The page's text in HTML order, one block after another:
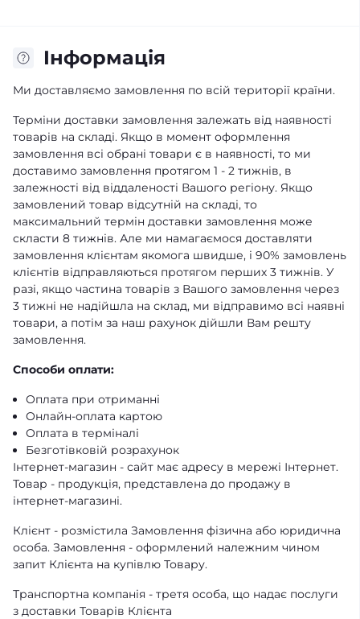
Iнформація
Ми доставляємо замовлення по всій території країни.
Терміни доставки замовлення залежать від наявності
товарів на складі. Якщо в момент оформлення
замовлення всі обрані товари є в наявності, то ми
доставимо замовлення протягом 1 - 2 тижнів, в
залежності від віддаленості Вашого регіону. Якщо
замовлений товар відсутній на складі, то
максимальний термін доставки замовлення може
скласти 8 тижнів. Але ми намагаємося доставляти
замовлення клієнтам якомога швидше, і 90% замовлень
клієнтів відправляються протягом перших 3 тижнів. У
разі, якщо частина товарів з Вашого замовлення через
3 тижні не надійшла на склад, ми відправимо всі наявні
товари, а потім за наш рахунок дійшли Вам решту
замовлення.
Способи оплати:
Оплата при отриманні
Онлайн-оплата картою
Оплата в терміналі
Безготівковій розрахунок
Інтернет-магазин - сайт має адресу в мережі Інтернет.
Товар - продукція, представлена ​​до продажу в
інтернет-магазині.
Клієнт - розмістила Замовлення фізична або юридична
особа. Замовлення - оформлений належним чином
запит Клієнта на купівлю Товару.
Транспортна компанія - третя особа, що надає послуги
з доставки Товарів Клієнта